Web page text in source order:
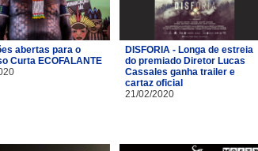
abertas para o
Curta ECOFALANTE
DISFORIA - Longa de estreia
do premiado Diretor Lucas
Cassales ganha trailer e
cartaz oficial
21/02/2020